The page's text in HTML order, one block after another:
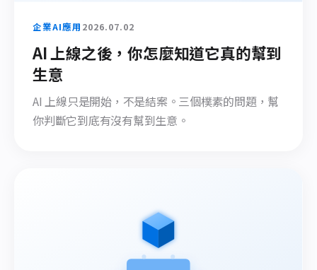
企業AI應用 2026.07.02
AI 上線之後，你怎麼知道它真的幫到
生意
AI 上線只是開始，不是結案。三個樸素的問題，幫
你判斷它到底有沒有幫到生意。